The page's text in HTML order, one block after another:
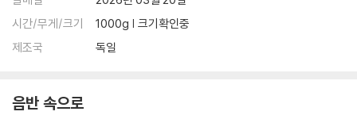
시간/무게/크기
1000g | 크기확인중
제조국
독일
음반 속으로